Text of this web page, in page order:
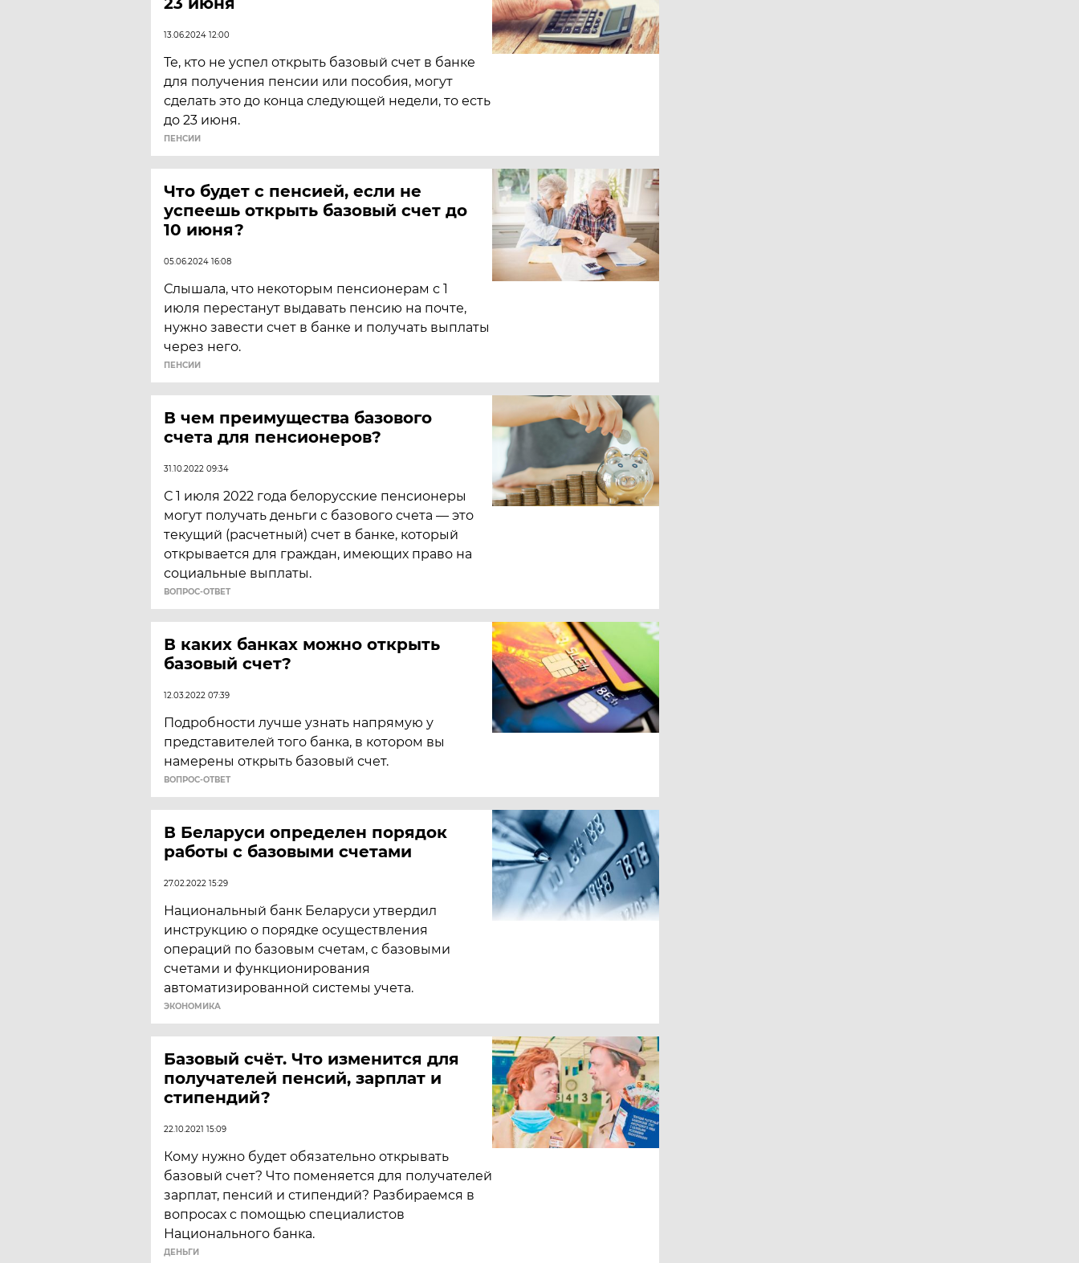
13.06.2024 12:00
Те, кто не успел открыть базовый счет в банке
для получения пенсии или пособия, могут
сделать это до конца следующей недели, то есть
до 23 июня.
ПЕНСИИ
Что будет с пенсией, если не
успеешь открыть базовый счет до
10 июня?
05.06.2024 16:08
Слышала, что некоторым пенсионерам с 1
июля перестанут выдавать пенсию на почте,
нужно завести счет в банке и получать выплаты
через него.
ПЕНСИИ
В чем преимущества базового
счета для пенсионеров?
31.10.2022 09:34
С 1 июля 2022 года белорусские пенсионеры
могут получать деньги с базового счета — это
текущий (расчетный) счет в банке, который
открывается для граждан, имеющих право на
социальные выплаты.
ВОПРОС-ОТВЕТ
В каких банках можно открыть
базовый счет?
12.03.2022 07:39
Подробности лучше узнать напрямую у
представителей того банка, в котором вы
намерены открыть базовый счет.
ВОПРОС-ОТВЕТ
В Беларуси определен порядок
работы с базовыми счетами
27.02.2022 15:29
Национальный банк Беларуси утвердил
инструкцию о порядке осуществления
операций по базовым счетам, с базовыми
счетами и функционирования
автоматизированной системы учета.
ЭКОНОМИКА
Базовый счёт. Что изменится для
получателей пенсий, зарплат и
стипендий?
22.10.2021 15:09
Кому нужно будет обязательно открывать
базовый счет? Что поменяется для получателей
зарплат, пенсий и стипендий? Разбираемся в
вопросах с помощью специалистов
Национального банка.
ДЕНЬГИ